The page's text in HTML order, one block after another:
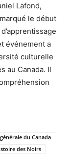
Lafond,
le début
événement a
culturelle
au Canada. Il
du Canada
des Noirs